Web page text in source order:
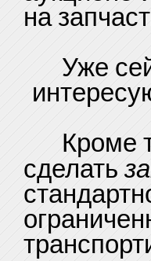
на
Уже
Кроме
сделать